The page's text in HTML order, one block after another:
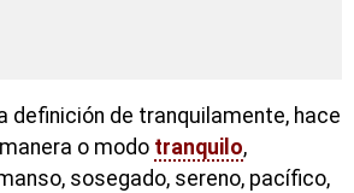
definición de tranquilamente, hace
o modo tranquilo,
sosegado, sereno, pacífico,